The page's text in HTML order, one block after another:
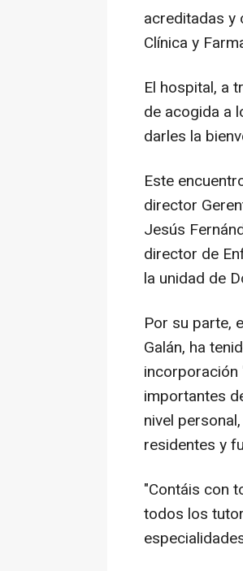
acreditadas y
Clínica y
El hospital, a
de acogida a
darles la
Este
director
Jesús
director de
la unidad de
Por su parte,
Galán, ha
incorporación
importantes
nivel
residentes y
"Contáis con
todos los